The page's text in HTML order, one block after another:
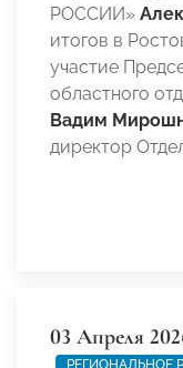
РОССИИ»
итогов в
участие
областного
Вадим
директор
03 Апреля